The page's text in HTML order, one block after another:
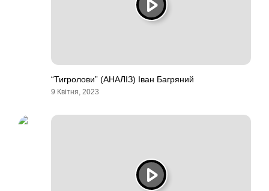
“Тигролови” (АНАЛІЗ) Іван Багряний
9 Квітня, 2023